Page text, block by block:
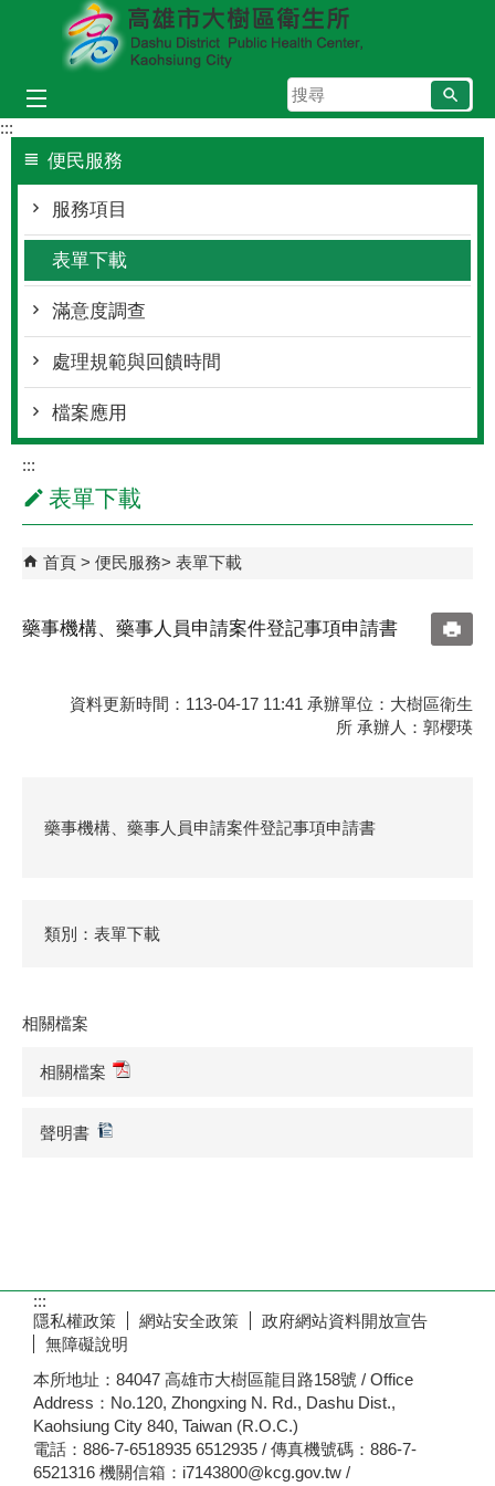
跳到主要內容區塊
搜
尋
:::
便民服務
服務項目
表單下載
滿意度調查
處理規範與回饋時間
檔案應用
:::
表單下載
首頁 便民服務 表單下載
藥事機構、藥事人員申請案件登記事項申請書
資料更新時間：113-04-17 11:41 承辦單位：大樹區衛生
所 承辦人：郭櫻瑛
藥事機構、藥事人員申請案件登記事項申請書
類別：表單下載
相關檔案
相關檔案
聲明書
:::
隱私權政策
網站安全政策
政府網站資料開放宣告
無障礙說明
本所地址：84047 高雄市大樹區龍目路158號 / Office
Address：No.120, Zhongxing N. Rd., Dashu Dist.,
Kaohsiung City 840, Taiwan (R.O.C.)
電話：886-7-6518935 6512935 / 傳真機號碼：886-7-
6521316 機關信箱：i7143800@kcg.gov.tw /